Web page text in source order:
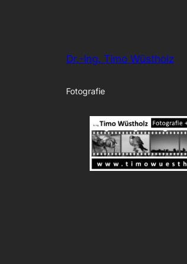
Dr.-Ing. Timo Wüstholz
Fotografie